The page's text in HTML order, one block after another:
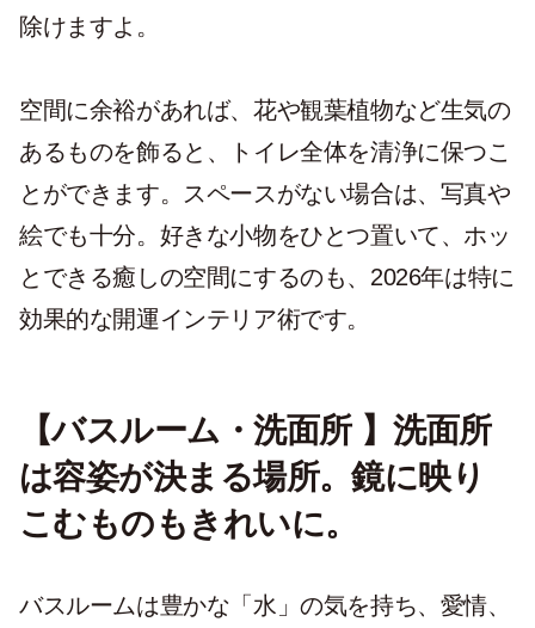
除けますよ。
空間に余裕があれば、花や観葉植物など生気の
あるものを飾ると、トイレ全体を清浄に保つこ
とができます。スペースがない場合は、写真や
絵でも十分。好きな小物をひとつ置いて、ホッ
とできる癒しの空間にするのも、2026年は特に
効果的な開運インテリア術です。
【バスルーム・洗面所 】洗面所
は容姿が決まる場所。鏡に映り
こむものもきれいに。
バスルームは豊かな「水」の気を持ち、愛情、